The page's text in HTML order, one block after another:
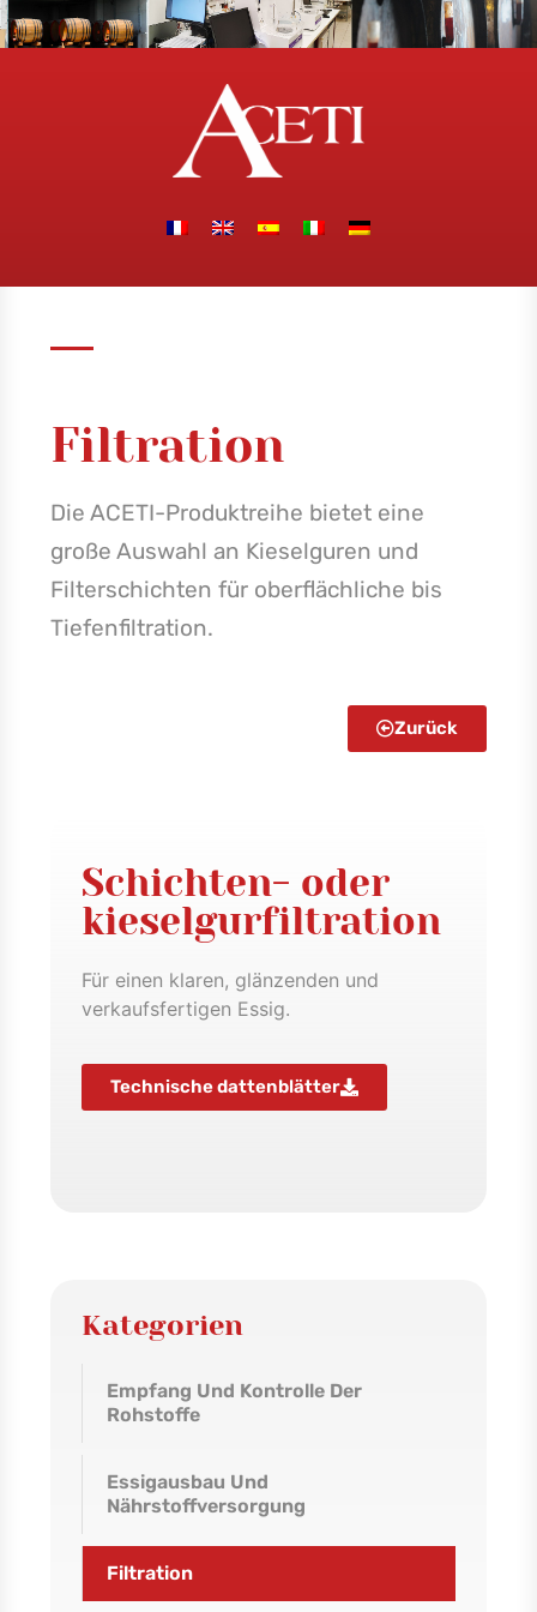
Filtration
Die ACETI-Produktreihe bietet eine
große Auswahl an Kieselguren und
Filterschichten für oberflächliche bis
Tiefenfiltration.
Zurück
Schichten- oder
kieselgurfiltration
Für einen klaren, glänzenden und
verkaufsfertigen Essig.
Technische dattenblätter
Kategorien
Empfang Und Kontrolle Der
Rohstoffe
Essigausbau Und
Nährstoffversorgung
Filtration